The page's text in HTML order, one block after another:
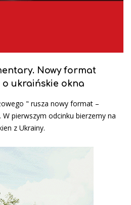
Nowy format
ukraińskie okna
" rusza nowy format –
pierwszym odcinku bierzemy na
z Ukrainy.